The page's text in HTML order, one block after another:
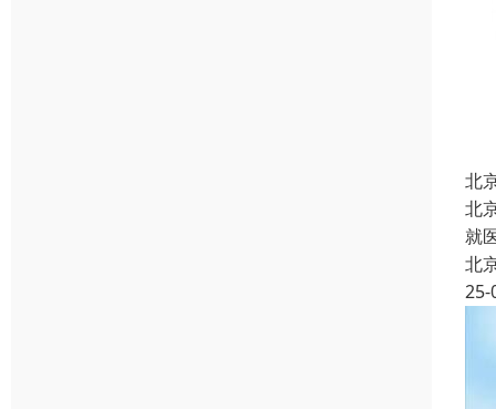
北
北
就
北
25-